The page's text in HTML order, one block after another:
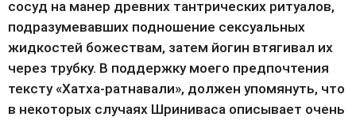
сосуд на манер древних тантрических ритуалов,
подразумевавших подношение сексуальных
жидкостей божествам, затем йогин втягивал их
через трубку. В поддержку моего предпочтения
тексту «Хатха-ратнавали», должен упомянуть, что
в некоторых случаях Шриниваса описывает очень